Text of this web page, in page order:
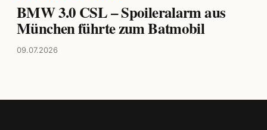
BMW 3.0 CSL – Spoileralarm aus
München führte zum Batmobil
09.07.2026